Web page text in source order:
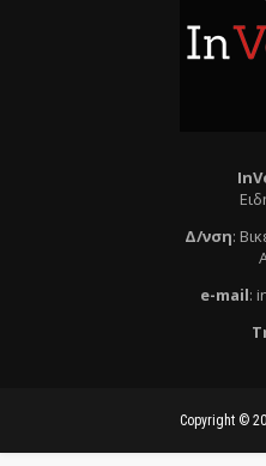
Δ/νση:
e-mail:
Copyright ©